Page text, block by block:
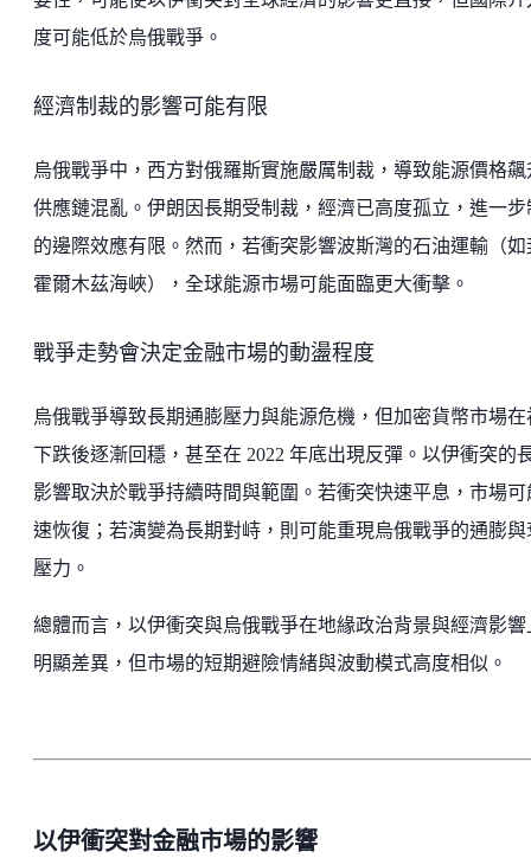
度可能低於烏俄戰爭。
經濟制裁的影響可能有限
烏俄戰爭中，西方對俄羅斯實施嚴厲制裁，導致能源價格飆
供應鏈混亂。伊朗因長期受制裁，經濟已高度孤立，進一步
的邊際效應有限。然而，若衝突影響波斯灣的石油運輸（如
霍爾木茲海峽），全球能源市場可能面臨更大衝擊。
戰爭走勢會決定金融市場的動盪程度
烏俄戰爭導致長期通膨壓力與能源危機，但加密貨幣市場在
下跌後逐漸回穩，甚至在 2022 年底出現反彈。以伊衝突的
影響取決於戰爭持續時間與範圍。若衝突快速平息，市場可
速恢復；若演變為長期對峙，則可能重現烏俄戰爭的通膨與
壓力。
總體而言，以伊衝突與烏俄戰爭在地緣政治背景與經濟影響
明顯差異，但市場的短期避險情緒與波動模式高度相似。
以伊衝突對金融市場的影響